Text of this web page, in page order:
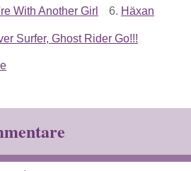
With Another Girl 6. Häxan
Surfer, Ghost Rider Go!!!